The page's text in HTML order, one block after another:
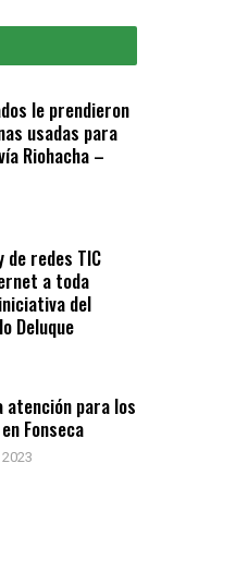
le prendieron
usadas para
Riohacha –
de redes TIC
a toda
del
Deluque
atención para los
Fonseca